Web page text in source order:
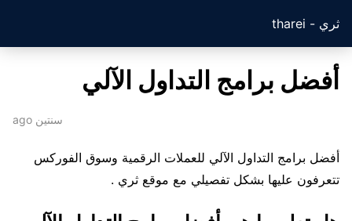
ثري - tharei
أفضل برامج التداول الآلي
سنتين ago
أفضل برامج التداول الآلي للعملات الرقمية وسوق الفوركس
تتعرفون عليها بشكل تفصيلي مع موقع ثري .